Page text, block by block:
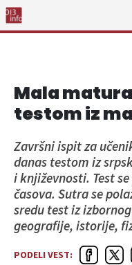
Mala
testom iz
Završni ispit za
danas testom iz
i književnosti. Test
časova. Sutra se
sredu test iz
geografije, istorije,
PODELI VEST: